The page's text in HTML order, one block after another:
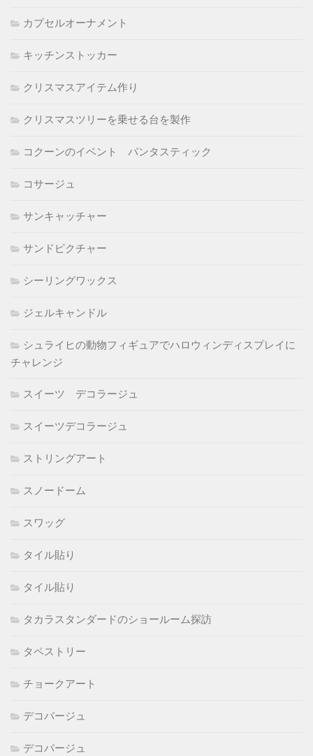
カプセルオーナメント
キッチンストッカー
クリスマスアイテム作り
クリスマスツリーを乗せる台を製作
コクーンのイベント パンタスティック
コサージュ
サンキャッチャー
サンドピクチャー
シーリングワックス
ジェルキャンドル
シュライヒの動物フィギュアでハロウィンディスプレイに
チャレンジ
スイーツ デコラージュ
スイーツデコラージュ
ストリングアート
スノードーム
スワッグ
タイル貼り
タイル貼り
タカラスタンダードのショールーム探訪
タペストリー
チョークアート
デコパージュ
デコパージュ